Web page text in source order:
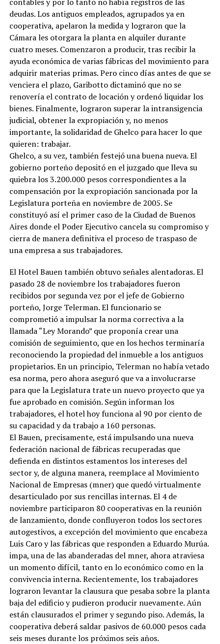
deudas. Los antiguos empleados, agrupados ya en
cooperativa, apelaron la medida y lograron que la
Cámara les otorgara la planta en alquiler durante
cuatro meses. Comenzaron a producir, tras recibir la
ayuda económica de varias fábricas del movimiento para
adquirir materias primas. Pero cinco días antes de que se
venciera el plazo, Garibotto dictaminó que no se
renovería el contrato de locación y ordenó liquidar los
bienes. Finalmente, lograron superar la intransigencia
judicial, obtener la expropiación y, no menos
importante, la solidaridad de Ghelco para hacer lo que
quieren: trabajar.
Ghelco, a su vez, también festejó una buena nueva. El
gobierno porteño depositó en el juzgado que lleva su
quiebra los 3.200.000 pesos correspondientes a la
compensación por la expropiación sancionada por la
Legislatura porteña en noviembre de 2005. Se
constituyó así el primer caso de la Ciudad de Buenos
Aires donde el Poder Ejecutivo cancela su compromiso y
cierra de manera definitiva el proceso de traspaso de
una empresa a sus trabajadores.
El Hotel Bauen también obtuvo señales alentadoras. El
pasado 28 de noviembre los trabajadores fueron
recibidos por segunda vez por el jefe de Gobierno
porteño, Jorge Telerman. El funcionario se
comprometió a impulsar la norma correctiva a la
llamada “Ley Morando” que proponía crear una
comisión de seguimiento, que en los hechos terminaría
reconociendo la propiedad del inmueble a los antiguos
propietarios. En un principio, Telerman no había vetado
esa norma, pero ahora aseguró que va a involucrarse
para que la Legislatura trate un nuevo proyecto que ya
fue aprobado en comisión. Según informan los
trabajadores, el hotel hoy funciona al 90 por ciento de
su capacidad y da trabajo a 160 personas.
El Bauen, precisamente, está impulsando una nueva
federación nacional de fábricas recuperadas que
defienda en distintos estamentos los intereses del
sector y, de alguna manera, reemplace al Movimiento
Nacional de Empresas (mner) que quedó virtualmente
desarticulado por sus rencillas internas. El 4 de
noviembre participaron 80 cooperativas en la reunión
de lanzamiento, donde confluyeron todos los sectores
autogestivos, a excepción del movimiento que encabeza
Luis Caro y las fábricas que responden a Eduardo Murúa.
impa, una de las abanderadas del mner, ahora atraviesa
un momento difícil, tanto en lo económico como en la
convivencia interna. Recientemente, los trabajadores
lograron levantar la clausura que pesaba sobre la planta
baja del edificio y pudieron producir nuevamente. Aún
están clausurados el primer y segundo piso. Además, la
cooperativa deberá saldar pasivos de 60.000 pesos cada
seis meses durante los próximos seis años.